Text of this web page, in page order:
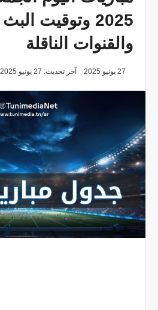
2025 وتوقيت
والقنوات الناقلة
27 يونيو 2025 آخر تحديث: 27 يونيو 2025